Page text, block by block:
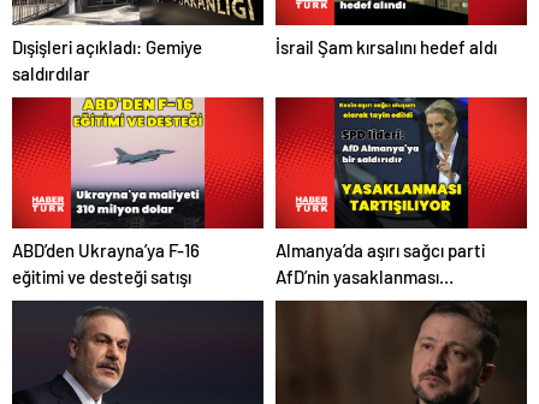
Dışişleri açıkladı: Gemiye
saldırdılar
İsrail Şam kırsalını hedef aldı
ABD’den Ukrayna’ya F-16
eğitimi ve desteği satışı
Almanya’da aşırı sağcı parti
AfD’nin yasaklanması
tartışılıyor